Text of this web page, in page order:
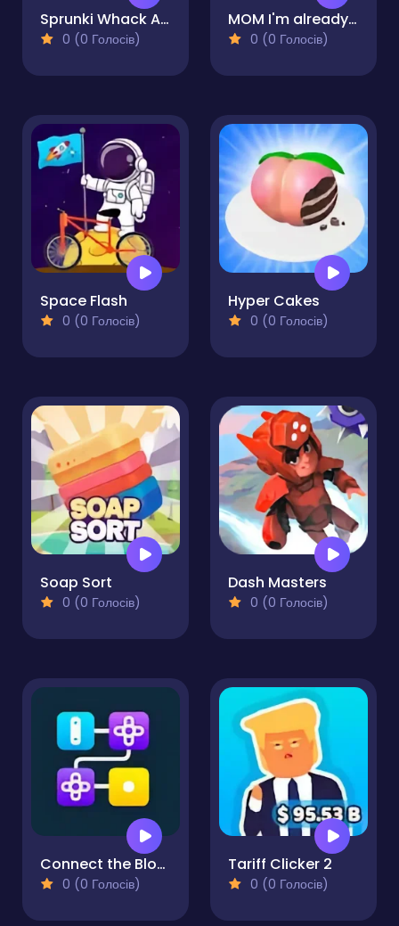
Sprunki Whack A Mole
0 (0 Голосів)
MOM I'm already asleep!
0 (0 Голосів)
Space Flash
0 (0 Голосів)
Hyper Cakes
0 (0 Голосів)
Soap Sort
0 (0 Голосів)
Dash Masters
0 (0 Голосів)
Connect the Blocks Mind Grid
0 (0 Голосів)
Tariff Clicker 2
0 (0 Голосів)